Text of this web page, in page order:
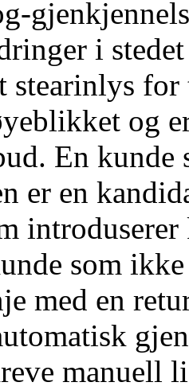
i
stearinlys
og
En kunde
er en
som
med en
manuell